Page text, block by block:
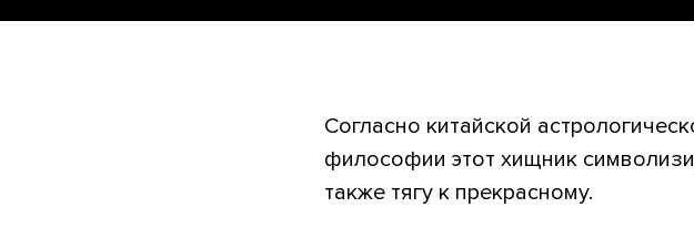
Согласно китайской
философии этот хищник
также тягу к прекрасному.